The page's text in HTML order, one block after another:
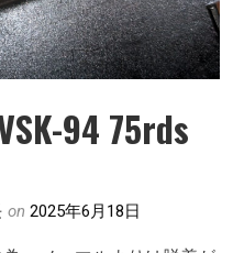
94 75rds
on2025年6月18日